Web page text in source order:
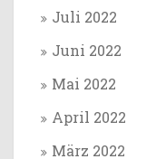
Juli 2022
Juni 2022
Mai 2022
April 2022
März 2022